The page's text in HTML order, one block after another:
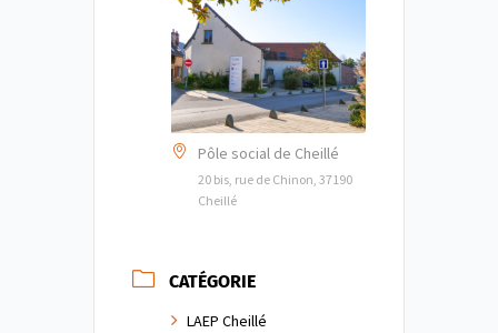
Pôle social de Cheillé
20 bis, rue de Chinon, 37190
Cheillé
CATÉGORIE
LAEP Cheillé